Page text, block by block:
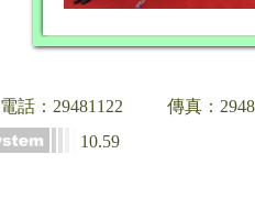
電話：29481122
傳真：
10.59